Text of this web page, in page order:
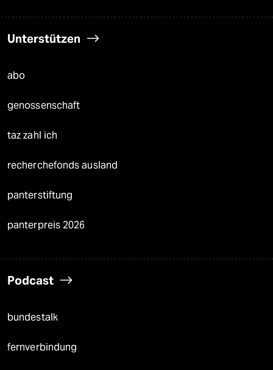
Unterstützen
abo
genossenschaft
taz zahl ich
recherchefonds ausland
panterstiftung
panterpreis 2026
Podcast
bundestalk
fernverbindung